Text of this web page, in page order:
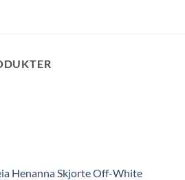
Henanna Skjorte Off-White